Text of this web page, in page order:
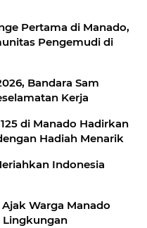
Pertama di Manado,
Pengemudi di
Bandara Sam
Kerja
di Manado Hadirkan
Hadiah Menarik
Indonesia
Warga Manado
Lingkungan